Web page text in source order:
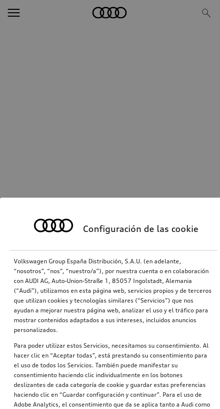
Configuración de las cookie
Volkswagen Group España Distribución, S.A.U. (en adelante,
“nosotros”, “nos”, “nuestro/a”), por nuestra cuenta o en colaboración
con AUDI AG, Auto-Union-Straße 1, 85057 Ingolstadt, Alemania
(“Audi”), utilizamos en esta página web, servicios propios y de terceros
que utilizan cookies y tecnologías similares (“Servicios”) que nos
ayudan a mejorar nuestra página web, analizar el uso y el tráfico para
mostrar contenidos adaptados a sus intereses, incluidos anuncios
personalizados.
Para poder utilizar estos Servicios, necesitamos su consentimiento. Al
hacer clic en “Aceptar todas”, está prestando su consentimiento para
el uso de todos los Servicios. También puede manifestar su
consentimiento haciendo clic individualmente en los botones
deslizantes de cada categoría de cookie y guardar estas preferencias
haciendo clic en “Guardar configuración y continuar”. Para el uso de
Adobe Analytics, el consentimiento que da se aplica tanto a Audi como